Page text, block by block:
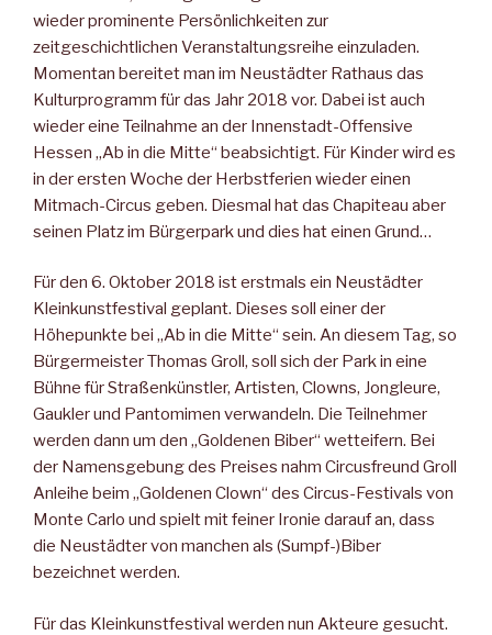
wieder prominente Persön­lichkeiten zur
zeitgeschichtlichen Veranstaltungsreihe einzuladen.
Momentan bereitet man im Neustädter Rathaus das
Kulturpro­gramm für das Jahr 2018 vor. Dabei ist auch
wieder eine Teilnahme an der Innenstadt-Offensive
Hessen „Ab in die Mitte“ beabsich­tigt. Für Kinder wird es
in der ersten Woche der Herbstferien wie­der einen
Mitmach-Circus geben. Diesmal hat das Chapiteau aber
seinen Platz im Bürgerpark und dies hat einen Grund…
Für den 6. Oktober 2018 ist erstmals ein Neustädter
Kleinkunstfes­tival geplant. Dieses soll einer der
Höhepunkte bei „Ab in die Mit­te“ sein. An diesem Tag, so
Bürgermeister Thomas Groll, soll sich der Park in eine
Bühne für Straßenkünstler, Artisten, Clowns, Jon­gleure,
Gaukler und Pantomimen verwandeln. Die Teilnehmer
werden dann um den „Goldenen Biber“ wetteifern. Bei
der Na­mensgebung des Preises nahm Circusfreund Groll
Anleihe beim „Goldenen Clown“ des Circus-Festivals von
Monte Carlo und spielt mit feiner Ironie darauf an, dass
die Neustädter von man­chen als (Sumpf-)Biber
bezeichnet werden.
Für das Kleinkunstfestival werden nun Akteure gesucht.